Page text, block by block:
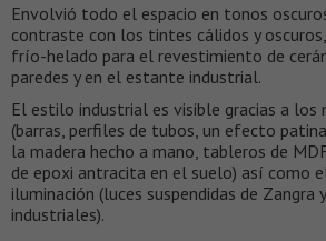
Envolvió todo el espacio en tonos
contraste con los tintes cálidos y
frío-helado para el revestimiento de
paredes y en el estante industrial.
El estilo industrial es visible gracias a los
(barras, perfiles de tubos, un efecto
la madera hecho a mano, tableros de
de epoxi antracita en el suelo) así como
iluminación (luces suspendidas de Zangra
industriales).